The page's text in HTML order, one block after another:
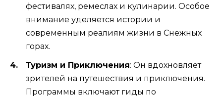
фестивалях, ремеслах и кулинарии. Особое
внимание уделяется истории и
современным реалиям жизни в Снежных
горах.
Туризм и Приключения: Он вдохновляет
зрителей на путешествия и приключения.
Программы включают гиды по